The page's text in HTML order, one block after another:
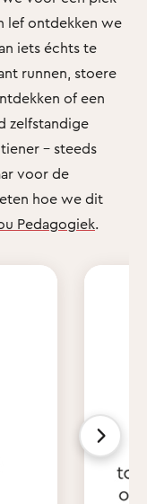
lef ontdekken we
iets échts te
runnen, stoere
of een
zelfstandige
- steeds
voor de
hoe we dit
Pedagogiek.